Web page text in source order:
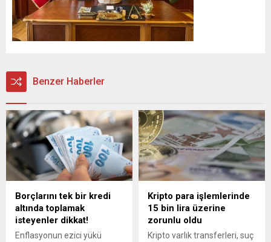
Benzer Haberler
Borçlarını tek bir kredi
altında toplamak
isteyenler dikkat!
Enflasyonun ezici yükü
Kripto para işlemlerinde
15 bin lira üzerine
zorunlu oldu
Kripto varlık transferleri, suç